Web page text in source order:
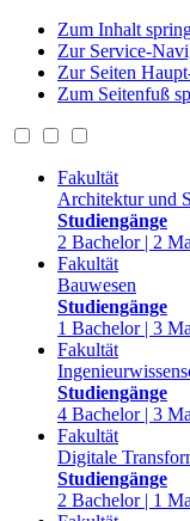
Zum Inhalt
Zur Service-
Zur Seiten
Zum Seitenfuß
Fakultät
Architektur und
Studiengänge
2 Bachelor | 2
Fakultät
Bauwesen
Studiengänge
1 Bachelor | 3
Fakultät
Studiengänge
4 Bachelor | 3
Fakultät
Digitale
Studiengänge
2 Bachelor | 1